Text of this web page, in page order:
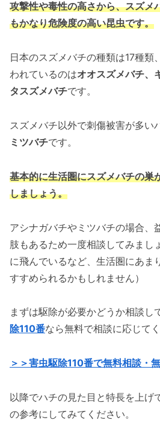
攻撃性や毒性の高さから、スズメ
もかなり危険度の高い昆虫です。
日本のスズメバチの種類は17種類
われているのはオオスズメバチ、
タスズメバチです。
スズメバチ以外で刺傷被害が多い
ミツバチです。
基本的に生活圏にスズメバチの巣
しましょう。
アシナガバチやミツバチの場合、
肢もあるため一度相談してみまし
に飛んでいるなど、生活圏にあま
すすめられるかもしれません）
まずは駆除が必要かどうか相談し
除110番なら無料で相談に応じてく
＞＞害虫駆除110番で無料相談・
以降でハチの見た目と特長を上げ
の参考にしてみてください。